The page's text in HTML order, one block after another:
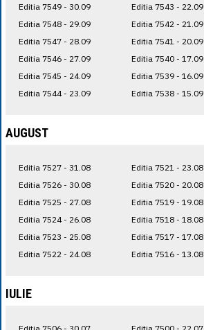
Editia 7549 - 30.09
Editia 7548 - 29.09
Editia 7547 - 28.09
Editia 7546 - 27.09
Editia 7545 - 24.09
Editia 7544 - 23.09
Editia 7543 - 22.09
Editia 7542 - 21.09
Editia 7541 - 20.09
Editia 7540 - 17.09
Editia 7539 - 16.09
Editia 7538 - 15.09
AUGUST
Editia 7527 - 31.08
Editia 7526 - 30.08
Editia 7525 - 27.08
Editia 7524 - 26.08
Editia 7523 - 25.08
Editia 7522 - 24.08
Editia 7521 - 23.08
Editia 7520 - 20.08
Editia 7519 - 19.08
Editia 7518 - 18.08
Editia 7517 - 17.08
Editia 7516 - 13.08
IULIE
Editia 7506 - 30.07 Editia 7500 - 22.07